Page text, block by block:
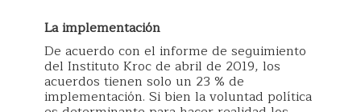
La implementación
De acuerdo con el informe de seguimiento
del Instituto Kroc de abril de 2019, los
acuerdos tienen solo un 23 % de
implementación. Si bien la voluntad política